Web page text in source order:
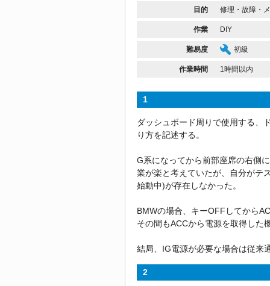
目的 修理・故障・
作業 DIY
難易度 初級
作業時間 1時間以内
1
ダッシュボード周りで使用する、
り方を記述する。
G系になってから前部座席の右側
業が楽と考えていたが、自分がテ
始動中)が存在しなかった。
BMWの場合、キーOFFしてから
その間もACCから電源を取得した
結局、IG電源が必要な場合は従来
2